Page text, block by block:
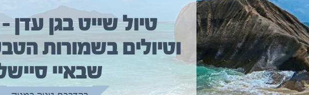
טיול שייט בגן עדן
וטיולים בשמורות
שבאיי
טיול שייט מקיף איסלנד
בהדרכת גיל יניב